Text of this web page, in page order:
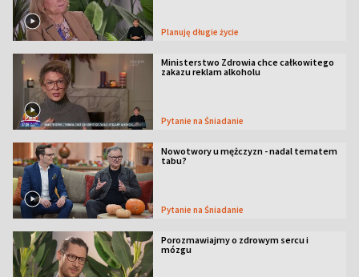
Planuję długie życie
Ministerstwo Zdrowia chce całkowitego
zakazu reklam alkoholu
Pytanie na Śniadanie
Nowotwory u mężczyzn - nadal tematem
tabu?
Pytanie na Śniadanie
Porozmawiajmy o zdrowym sercu i
mózgu